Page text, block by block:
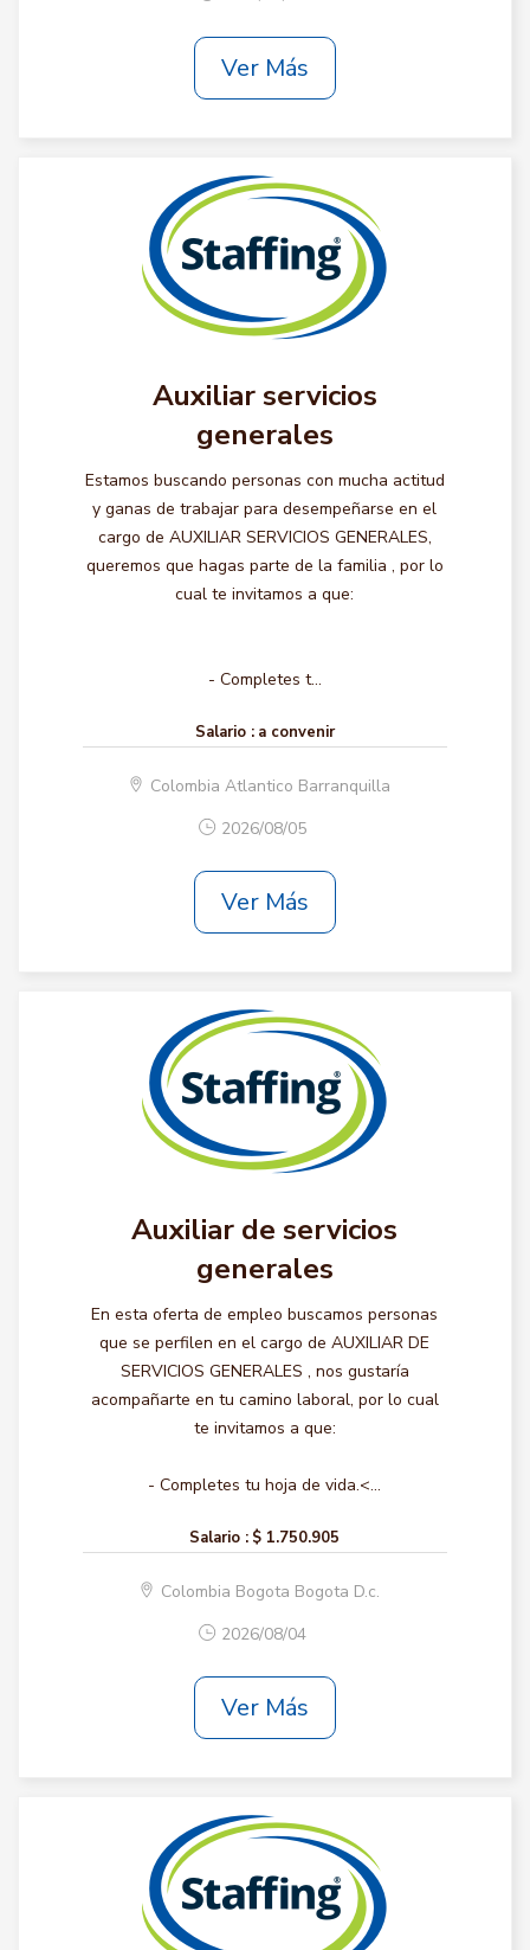
Ver Más
Auxiliar servicios
generales
Estamos buscando personas con mucha actitud
y ganas de trabajar para desempeñarse en el
cargo de AUXILIAR SERVICIOS GENERALES,
queremos que hagas parte de la familia , por lo
cual te invitamos a que:
- Completes t...
Salario : a convenir
Colombia Atlantico Barranquilla
2026/08/05
Ver Más
Auxiliar de servicios
generales
En esta oferta de empleo buscamos personas
que se perfilen en el cargo de AUXILIAR DE
SERVICIOS GENERALES , nos gustaría
acompañarte en tu camino laboral, por lo cual
te invitamos a que:
- Completes tu hoja de vida.<...
Salario : $ 1.750.905
Colombia Bogota Bogota D.c.
2026/08/04
Ver Más